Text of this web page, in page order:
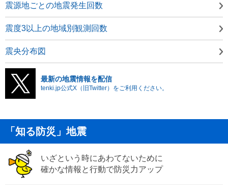
震源地ごとの地震発生回数
震度3以上の地域別観測回数
震央分布図
最新の地震情報を配信
tenki.jp公式X（旧Twitter）をご利用ください。
「知る防災」地震
いざという時にあわてないために
確かな情報と行動で防災力アップ